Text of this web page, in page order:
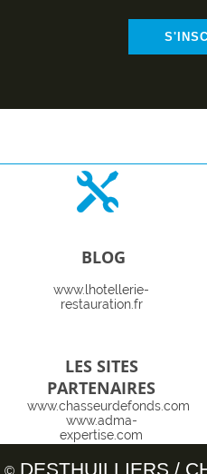
BLOG
www.lhotellerie-
restauration.fr
LES SITES
PARTENAIRES
www.chasseurdefonds.com
www.adma-
expertise.com
www.coachomnium.com
www.logishotels.com
©DESTHUILLIERS /